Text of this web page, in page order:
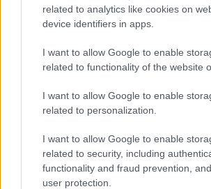
related to analytics like cookies on
device identifiers in apps.
I want to allow Google to enable
related to functionality of the website
I want to allow Google to enable
related to personalization.
I want to allow Google to enable
related to security, including
functionality and fraud prevention,
user protection.
Notre-Dame de Paris